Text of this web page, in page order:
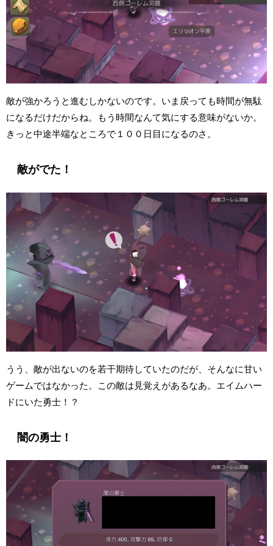
敵が強かろうと進むしかないのです。いま戻っても時間が無駄
になるだけだからね。もう時間なんて気にする意味がないか。
きっと中途半端なところで１００日目になるのさ。
敵がでた！
うう、敵が出ないのを若干期待していたのだが、そんなに甘い
ゲームではなかった。この敵は見覚えがあるなあ。エイムハー
ドにいた勇士！？
闇の勇士！